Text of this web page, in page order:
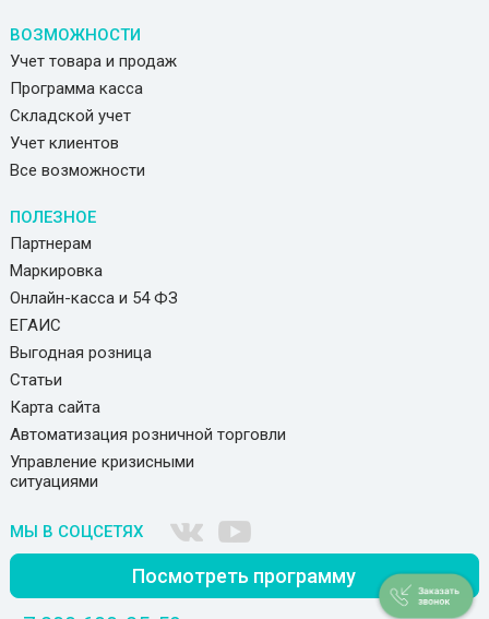
ВОЗМОЖНОСТИ
Учет товара и продаж
Программа касса
Складской учет
Учет клиентов
Все возможности
ПОЛЕЗНОЕ
Партнерам
Маркировка
Онлайн-касса и 54 ФЗ
ЕГАИС
Выгодная розница
Статьи
Карта сайта
Автоматизация розничной торговли
Управление кризисными
ситуациями
МЫ В СОЦСЕТЯХ
Посмотреть программу